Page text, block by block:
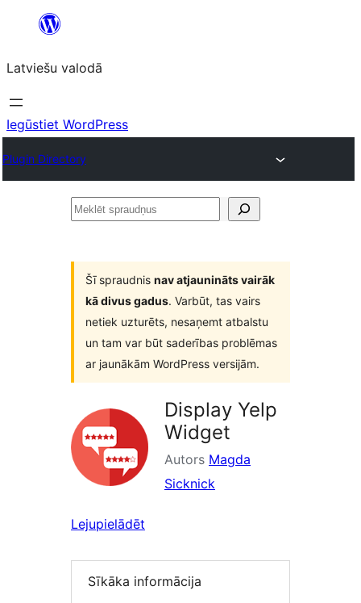
Pāriet
saturu
Latviešu valodā
Iegūstiet WordPress
Plugin Directory
Meklēt
Šī spraudnis nav atjaunināts vairāk
kā divus gadus. Varbūt, tas vairs
netiek uzturēts, nesaņemt atbalstu
un tam var būt saderības problēmas
ar jaunākām WordPress versijām.
Display Yelp
Widget
Autors Magda
Sicknick
Lejupielādēt
Sīkāka informācija